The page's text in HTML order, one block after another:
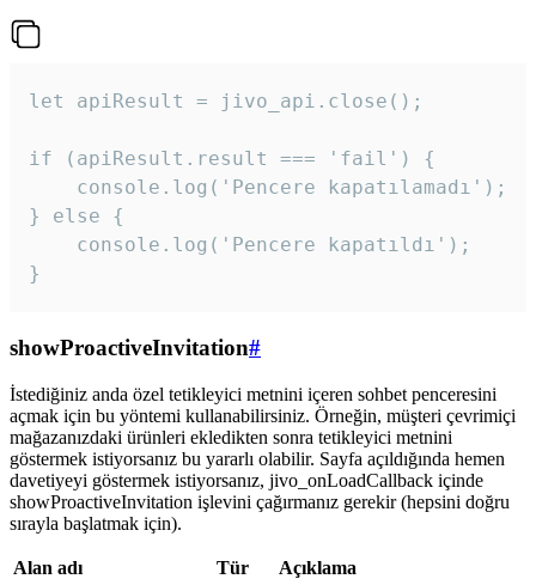
let apiResult = jivo_api.close();
if (apiResult.result === 'fail') {
    console.log('Pencere kapatılamadı');
} else {
    console.log('Pencere kapatıldı');
}
showProactiveInvitation#
İstediğiniz anda özel tetikleyici metnini içeren sohbet penceresini
açmak için bu yöntemi kullanabilirsiniz. Örneğin, müşteri çevrimiçi
mağazanızdaki ürünleri ekledikten sonra tetikleyici metnini
göstermek istiyorsanız bu yararlı olabilir. Sayfa açıldığında hemen
davetiyeyi göstermek istiyorsanız, jivo_onLoadCallback içinde
showProactiveInvitation işlevini çağırmanız gerekir (hepsini doğru
sırayla başlatmak için).
Alan adı Tür Açıklama